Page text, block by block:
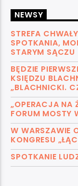
NEWSY
STREFA
SPOTKANIA,
STARYM SĄCZU
BĘDZIE
KSIĘDZU
„BLACHNICKI.
„OPERACJA NA
FORUM MOSTY
W WARSZAWIE
KONGRESU
SPOTKANIE